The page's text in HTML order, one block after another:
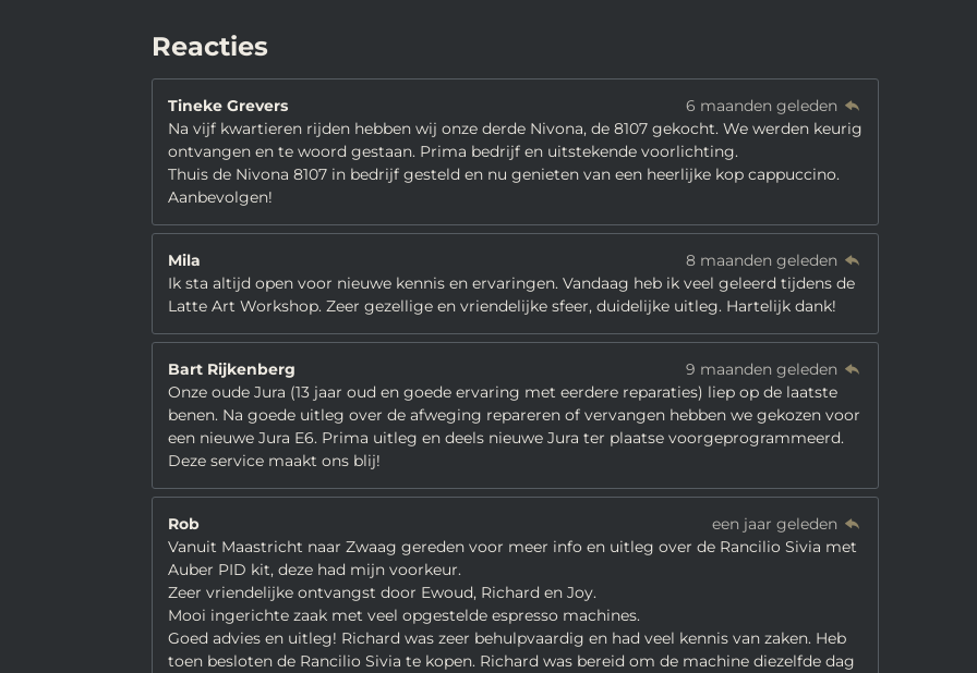
Reacties
Tineke Grevers
6 maanden geleden
Na vijf kwartieren rijden hebben wij onze derde Nivona, de 8107 gekocht. We werden keurig
ontvangen en te woord gestaan. Prima bedrijf en uitstekende voorlichting.
Thuis de Nivona 8107 in bedrijf gesteld en nu genieten van een heerlijke kop cappuccino.
Aanbevolgen!
Mila
8 maanden geleden
Ik sta altijd open voor nieuwe kennis en ervaringen. Vandaag heb ik veel geleerd tijdens de
Latte Art Workshop. Zeer gezellige en vriendelijke sfeer, duidelijke uitleg. Hartelijk dank!
Bart Rijkenberg
9 maanden geleden
Onze oude Jura (13 jaar oud en goede ervaring met eerdere reparaties) liep op de laatste
benen. Na goede uitleg over de afweging repareren of vervangen hebben we gekozen voor
een nieuwe Jura E6. Prima uitleg en deels nieuwe Jura ter plaatse voorgeprogrammeerd.
Deze service maakt ons blij!
Rob
een jaar geleden
Vanuit Maastricht naar Zwaag gereden voor meer info en uitleg over de Rancilio Sivia met
Auber PID kit, deze had mijn voorkeur.
Zeer vriendelijke ontvangst door Ewoud, Richard en Joy.
Mooi ingerichte zaak met veel opgestelde espresso machines.
Goed advies en uitleg! Richard was zeer behulpvaardig en had veel kennis van zaken. Heb
toen besloten de Rancilio Sivia te kopen. Richard was bereid om de machine diezelfde dag